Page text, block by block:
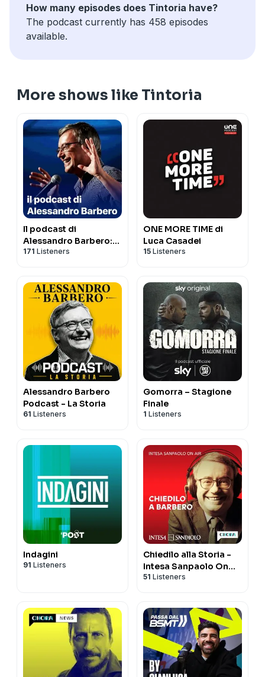
How many episodes does Tintoria have?
The podcast currently has 458 episodes
available.
More shows like Tintoria
Il podcast di
Alessandro Barbero:
Lezioni e Conferenze
171 Listeners
ONE MORE TIME di
Luca Casadei
15 Listeners
Alessandro Barbero
Podcast - La Storia
61 Listeners
Gomorra – Stagione
Finale
1 Listeners
Indagini
91 Listeners
Chiedilo alla Storia -
Intesa Sanpaolo On
Air
51 Listeners